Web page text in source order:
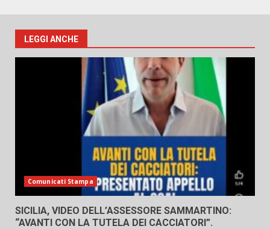
LEGGI ANCHE
Comunicati Stampa
SICILIA, VIDEO DELL’ASSESSORE SAMMARTINO:
“AVANTI CON LA TUTELA DEI CACCIATORI”.